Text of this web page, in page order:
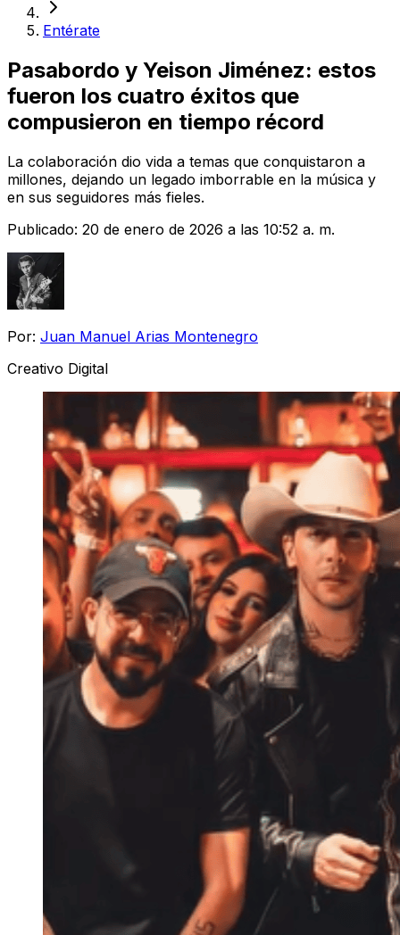
Entérate
Pasabordo y Yeison Jiménez: estos
fueron los cuatro éxitos que
compusieron en tiempo récord
La colaboración dio vida a temas que conquistaron a
millones, dejando un legado imborrable en la música y
en sus seguidores más fieles.
Publicado: 20 de enero de 2026 a las 10:52 a. m.
Por: Juan Manuel Arias Montenegro
Creativo Digital